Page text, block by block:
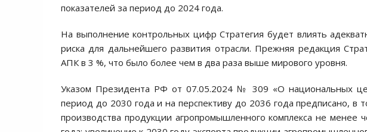
показателей за период до 2024 года.
На выполнение контрольных цифр Стратегия будет влиять
риска для дальнейшего развития отрасли. Прежняя редакция
АПК в 3 %, что было более чем в два раза выше мирового уровня.
Указом Президента РФ от 07.05.2024 № 309 «О национальных
период до 2030 года и на перспективу до 2036 года предписано, в
производства продукции агропромышленного комплекса не менее